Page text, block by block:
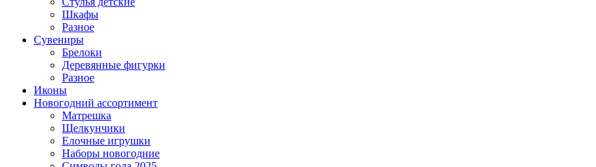
Шкафы
Разное
Сувениры
Брелоки
Деревянные фигурки
Разное
Иконы
Новогодний ассортимент
Матрешка
Щелкунчики
Елочные игрушки
Наборы новогодние